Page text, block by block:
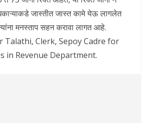
जास्तीत जास्त कामे येऊ लागलेत
मनस्ताप सहन करावा लागत आहे.
Talathi, Clerk, Sepoy Cadre for
in Revenue Department.